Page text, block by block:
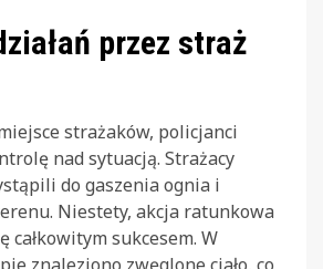
przez straż
strażaków, policjanci
nad sytuacją. Strażacy
do gaszenia ognia i
Niestety, akcja ratunkowa
całkowitym sukcesem. W